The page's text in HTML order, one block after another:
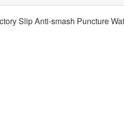
Slip Anti-smash Puncture